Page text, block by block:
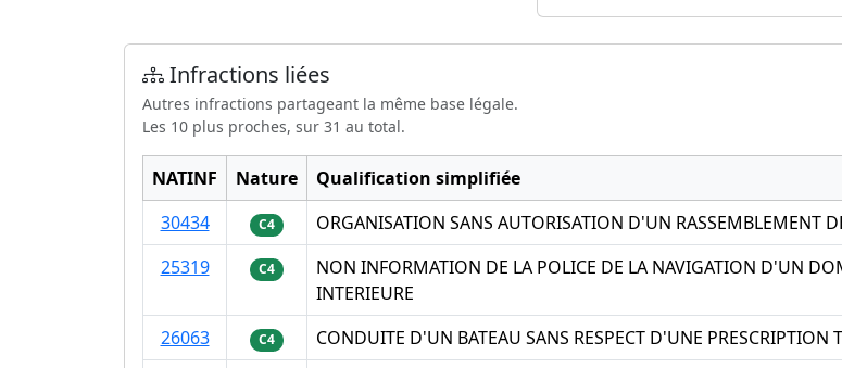
Infractions liées
Autres infractions partageant la même base légale.
Les 10 plus proches, sur 31 au total.
NATINF Nature
Qualification simplifiée
30434
C4
ORGANISATION SANS AUTORISATION D'UN RASSEMBLEMENT
25319
C4
NON INFORMATION DE LA POLICE DE LA NAVIGATION D'UN
INTERIEURE
26063
C4
CONDUITE D'UN BATEAU SANS RESPECT D'UNE PRESCRIPTION